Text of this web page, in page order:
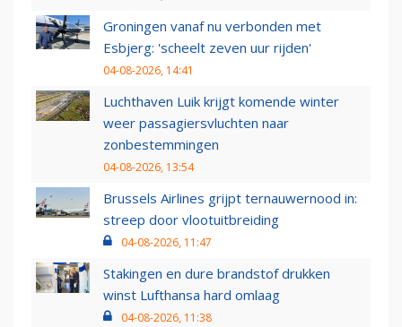
Groningen vanaf nu verbonden met
Esbjerg: 'scheelt zeven uur rijden'
04-08-2026, 14:41
Luchthaven Luik krijgt komende winter
weer passagiersvluchten naar
zonbestemmingen
04-08-2026, 13:54
Brussels Airlines grijpt ternauwernood in:
streep door vlootuitbreiding
04-08-2026, 11:47
Stakingen en dure brandstof drukken
winst Lufthansa hard omlaag
04-08-2026, 11:38